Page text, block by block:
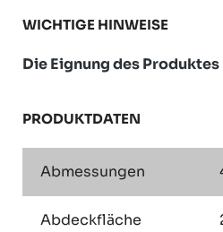
WICHTIGE HINWEISE
Die Eignung des
PRODUKTDATEN
Abmessungen
Abdeckfläche